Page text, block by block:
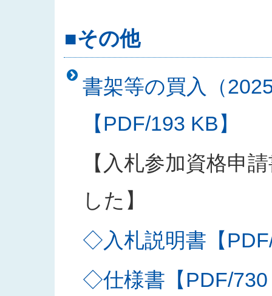
■その他
書架等の買入（
【PDF/193 KB】
【入札参加資格申
した】
◇入札説明書【
◇仕様書【PDF/730